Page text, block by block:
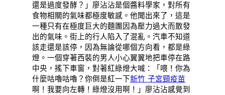
還是過度發酵？」廖沾沾是個醬料學家，對所有
食物相關的氣味都極度敏感。他聞出來了，這是
一種只有在極度巨大的麵團因為壓力過大而散發
出的氣味。街上的行人陷入了混亂。汽車不知道
該走還是該停，因為無論從哪個方向看，都是綠
燈。一個穿著西裝的男人小心翼翼地把車停在路
中央，搖下車窗，對著紅綠燈大喊：「喂！你為
什麼咕嚕咕嚕？你倒是紅一下新竹 子宮頸疫苗
啊！我要向左轉！綠燈沒用啊！」廖沾沾感覺到